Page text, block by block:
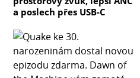
a poslech přes USB-C